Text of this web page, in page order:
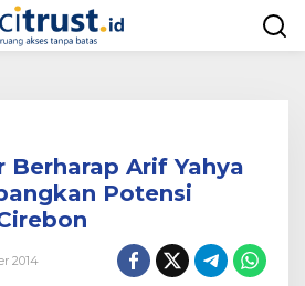
Berharap Arif Yahya
Potensi
2014